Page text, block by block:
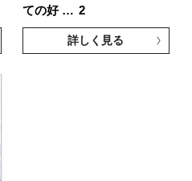
ての好 … 2
詳しく見る